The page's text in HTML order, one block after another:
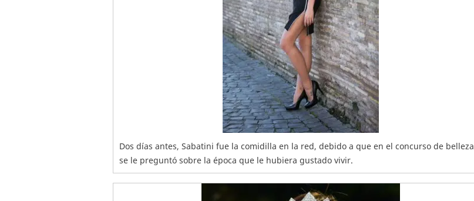
Dos días antes, Sabatini fue la comidilla en la red, debido a que en el concurso de belleza
se le preguntó sobre la época que le hubiera gustado vivir.